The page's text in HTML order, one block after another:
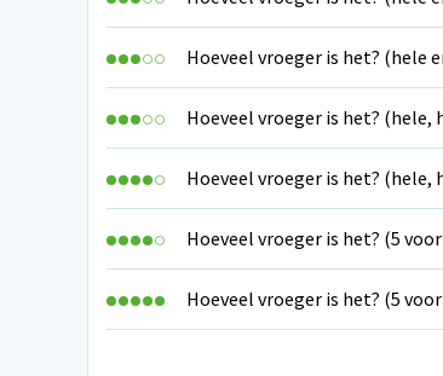
Hoeveel vroeger is het? (hele
Hoeveel vroeger is het? (hele,
Hoeveel vroeger is het? (hele,
Hoeveel vroeger is het? (5
Hoeveel vroeger is het? (5